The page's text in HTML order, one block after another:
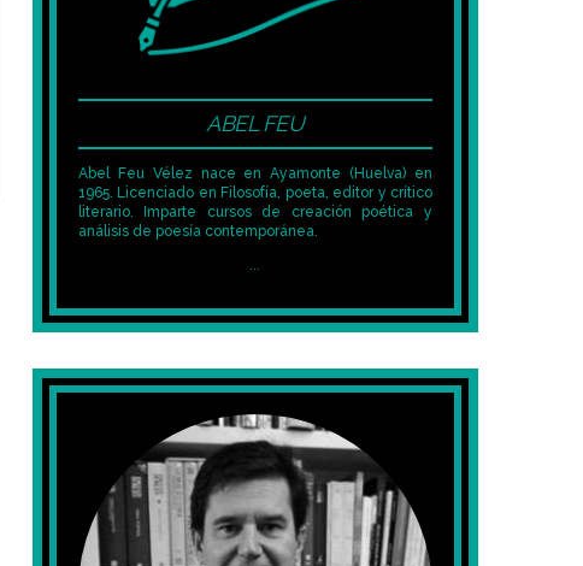
ABEL FEU
Abel Feu Vélez nace en Ayamonte (Huelva) en
1965. Licenciado en Filosofía, poeta, editor y crítico
literario. Imparte cursos de creación poética y
análisis de poesía contemporánea.